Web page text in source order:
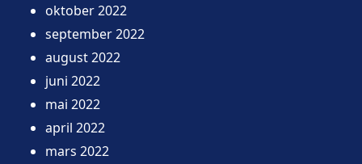
oktober 2022
september 2022
august 2022
juni 2022
mai 2022
april 2022
mars 2022